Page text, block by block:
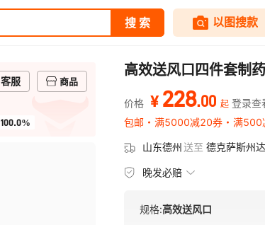
客服
商品
100.0%
高效送风口四件套制
价格 ¥ 228.00 起 登录查
包邮
满5000减20券 满500
山东德州送至 德克萨斯州
晚发必赔
规格:高效送风口